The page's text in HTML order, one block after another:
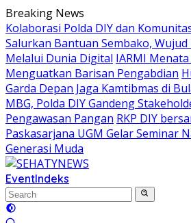
Skip
to
content
Breaking News
Kolaborasi Polda DIY dan
Salurkan Bantuan Sembako,
Melalui Dunia Digital IARMI
Menguatkan Barisan Pengabdian
Garda Depan Jaga Kamtibmas di
MBG, Polda DIY Gandeng
Pengawasan Pangan RKP DIY
Paskasarjana UGM Gelar Seminar
Generasi Muda
EventIndeks